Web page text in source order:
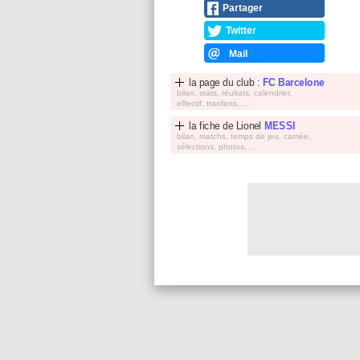
Partager
Twitter
Mail
la page du club : FC Barcelone
bilan, stats, réultats, calendrier,
effectif, tranferts, ...
la fiche de Lionel MESSI
bilan, matchs, temps de jeu, carriée,
sélections, photos, ...